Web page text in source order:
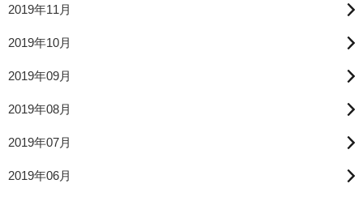
2019年11月
2019年10月
2019年09月
2019年08月
2019年07月
2019年06月